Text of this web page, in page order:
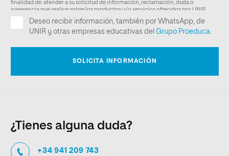
¿Tienes alguna duda?
+34 941 209 743